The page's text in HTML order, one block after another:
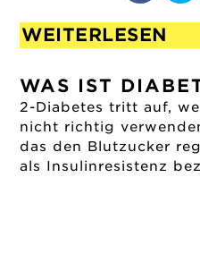
WEITERLESEN
WAS IST
2-Diabetes tritt auf,
nicht richtig
das den Blutzucker
als Insulinresistenz